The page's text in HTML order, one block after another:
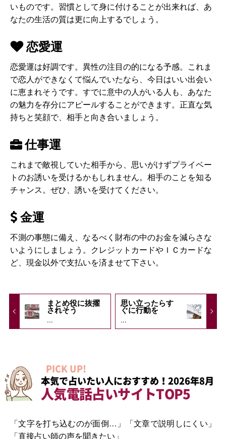
いものです。習慣として身に付けることが出来れば、あ
なたの生活の質は更に向上するでしょう。
恋愛運
恋愛運は好調です。異性の注目の的になる予感。これま
で恋人ができなくて悩んでいたなら、今日はいい出会い
に恵まれそうです。すでに意中の人がいる人も、あなた
の魅力を存分にアピールすることができます。正直な気
持ちと笑顔で、相手と向き合いましょう。
仕事運
これまで敵視していた相手から、思いがけずプライベー
トのお誘いを受けるかもしれません。相手のことを知る
チャンス。ぜひ、誘いを受けてください。
金運
不測の事態に備え、なるべく財布の中のお金を減らさな
いようにしましょう。クレジットカードやＩＣカードな
ど、現金以外で支払いを済ませて下さい。
まとめ役に抜擢
されそう
...
思い立ったらす
ぐに行動を
...
PICK UP!
本気で占いたい人におすすめ！2026年8月
人気電話占いサイトTOP5
「文字を打ち込むのが面倒…」「文章で説明しにくい」
「直接占い師の声を聞きたい」